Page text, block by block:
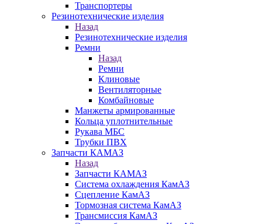
Транспортеры
Резинотехнические изделия
Назад
Резинотехнические изделия
Ремни
Назад
Ремни
Клиновые
Вентиляторные
Комбайновые
Манжеты армированные
Кольца уплотнительные
Рукава МБС
Трубки ПВХ
Запчасти КАМАЗ
Назад
Запчасти КАМАЗ
Система охлаждения КамАЗ
Сцепление КамАЗ
Тормозная система КамАЗ
Трансмиссия КамАЗ